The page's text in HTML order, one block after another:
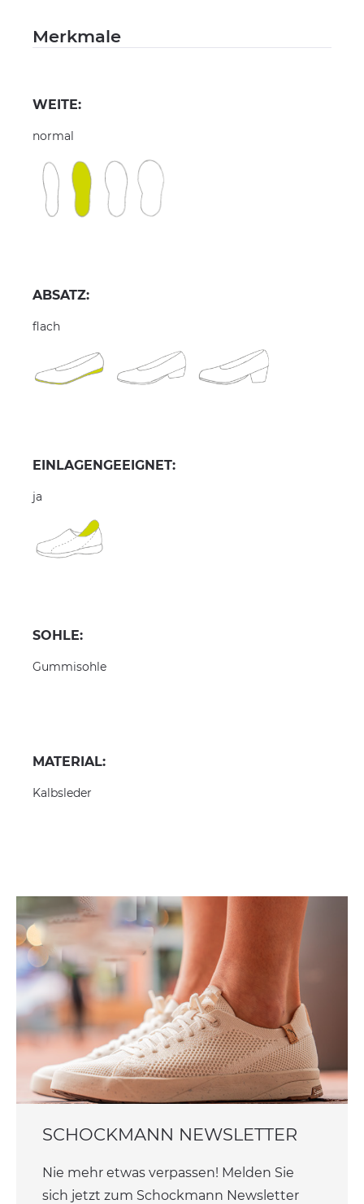
Merkmale
WEITE:
normal
ABSATZ:
flach
EINLAGENGEEIGNET:
ja
SOHLE:
Gummisohle
MATERIAL:
Kalbsleder
SCHOCKMANN NEWSLETTER
Nie mehr etwas verpassen! Melden Sie
sich jetzt zum Schockmann Newsletter